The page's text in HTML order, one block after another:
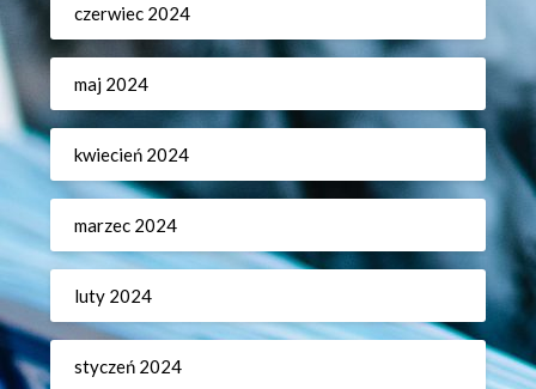
czerwiec 2024
maj 2024
kwiecień 2024
marzec 2024
luty 2024
styczeń 2024